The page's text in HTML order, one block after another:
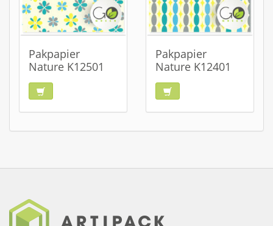
Pakpapier
Nature K12501
Pakpapier
Nature K12401